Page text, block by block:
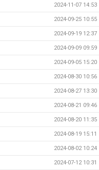
2024-11-07 14:53
2024-09-25 10:55
2024-09-19 12:37
2024-09-09 09:59
2024-09-05 15:20
2024-08-30 10:56
2024-08-27 13:30
2024-08-21 09:46
2024-08-20 11:35
2024-08-19 15:11
2024-08-02 10:24
2024-07-12 10:31